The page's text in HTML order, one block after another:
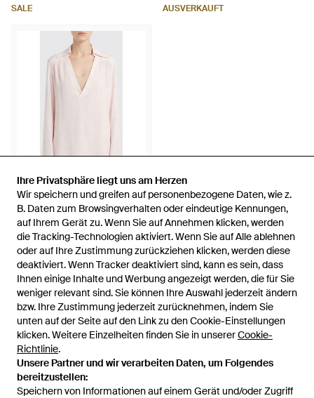
Ihre Privatsphäre liegt uns am Herzen
Wir speichern und greifen auf personenbezogene Daten, wie z.
B. Daten zum Browsingverhalten oder eindeutige Kennungen,
auf Ihrem Gerät zu. Wenn Sie auf Annehmen klicken, werden
die Tracking-Technologien aktiviert. Wenn Sie auf Alle ablehnen
oder auf Ihre Zustimmung zurückziehen klicken, werden diese
deaktiviert. Wenn Tracker deaktiviert sind, kann es sein, dass
Ihnen einige Inhalte und Werbung angezeigt werden, die für Sie
weniger relevant sind. Sie können Ihre Auswahl jederzeit ändern
bzw. Ihre Zustimmung jederzeit zurücknehmen, indem Sie
unten auf der Seite auf den Link zu den Cookie-Einstellungen
klicken. Weitere Einzelheiten finden Sie in unsererCookie-
Richtlinie.
Unsere Partner und wir verarbeiten Daten, um Folgendes
bereitzustellen:
Speichern von Informationen auf einem Gerät und/oder Zugriff
Ihre Privatsphäre liegt uns am Herzen
Wir speichern und greifen auf personenbezogene Daten, wie z.
B. Daten zum Browsingverhalten oder eindeutige Kennungen,
auf Ihrem Gerät zu. Wenn Sie auf Annehmen klicken, werden
die Tracking-Technologien aktiviert. Wenn Sie auf Alle ablehnen
oder auf Ihre Zustimmung zurückziehen klicken, werden diese
deaktiviert. Wenn Tracker deaktiviert sind, kann es sein, dass
Ihnen einige Inhalte und Werbung angezeigt werden, die für Sie
weniger relevant sind. Sie können Ihre Auswahl jederzeit ändern
bzw. Ihre Zustimmung jederzeit zurücknehmen, indem Sie
unten auf der Seite auf den Link zu den Cookie-Einstellungen
klicken. Weitere Einzelheiten finden Sie in unsererCookie-
Richtlinie.
Unsere Partner und wir verarbeiten Daten, um Folgendes
bereitzustellen:
Speichern von Informationen auf einem Gerät und/oder Zugriff
SALE AUSVERKAUFT
281,26 €
FEDERICA TOSI
Crêpe-Bluse - Pink
VonGIGLIO.COM
AUSVERKAUFT